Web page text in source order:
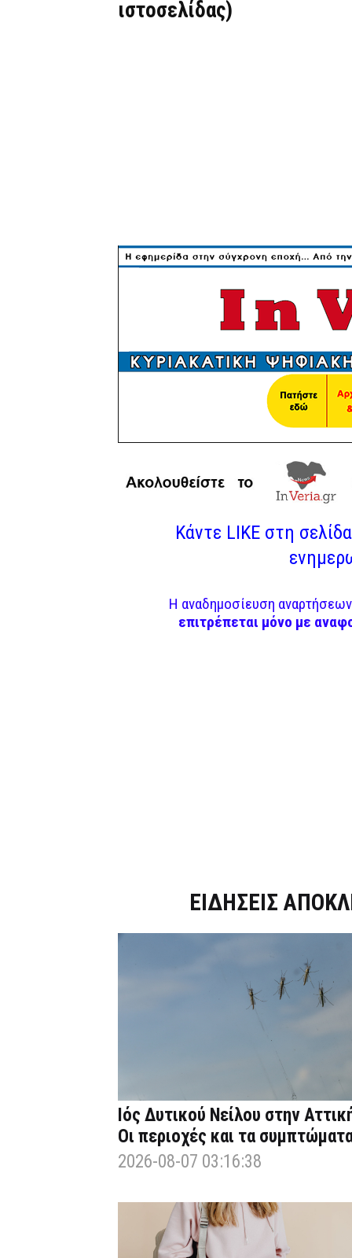
ιστοσελίδας)
Κάντε LIKE στη
Η αναδημοσίευση
επιτρέπεται μόνο με
ΕΙΔΗΣΕΙΣ
Ιός Δυτικού Νείλου στην
Οι περιοχές και τα
2026-08-07 03:16:38